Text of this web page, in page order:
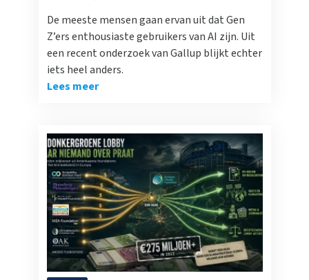
De meeste mensen gaan ervan uit dat Gen
Z’ers enthousiaste gebruikers van AI zijn. Uit
een recent onderzoek van Gallup blijkt echter
iets heel anders.
Lees meer